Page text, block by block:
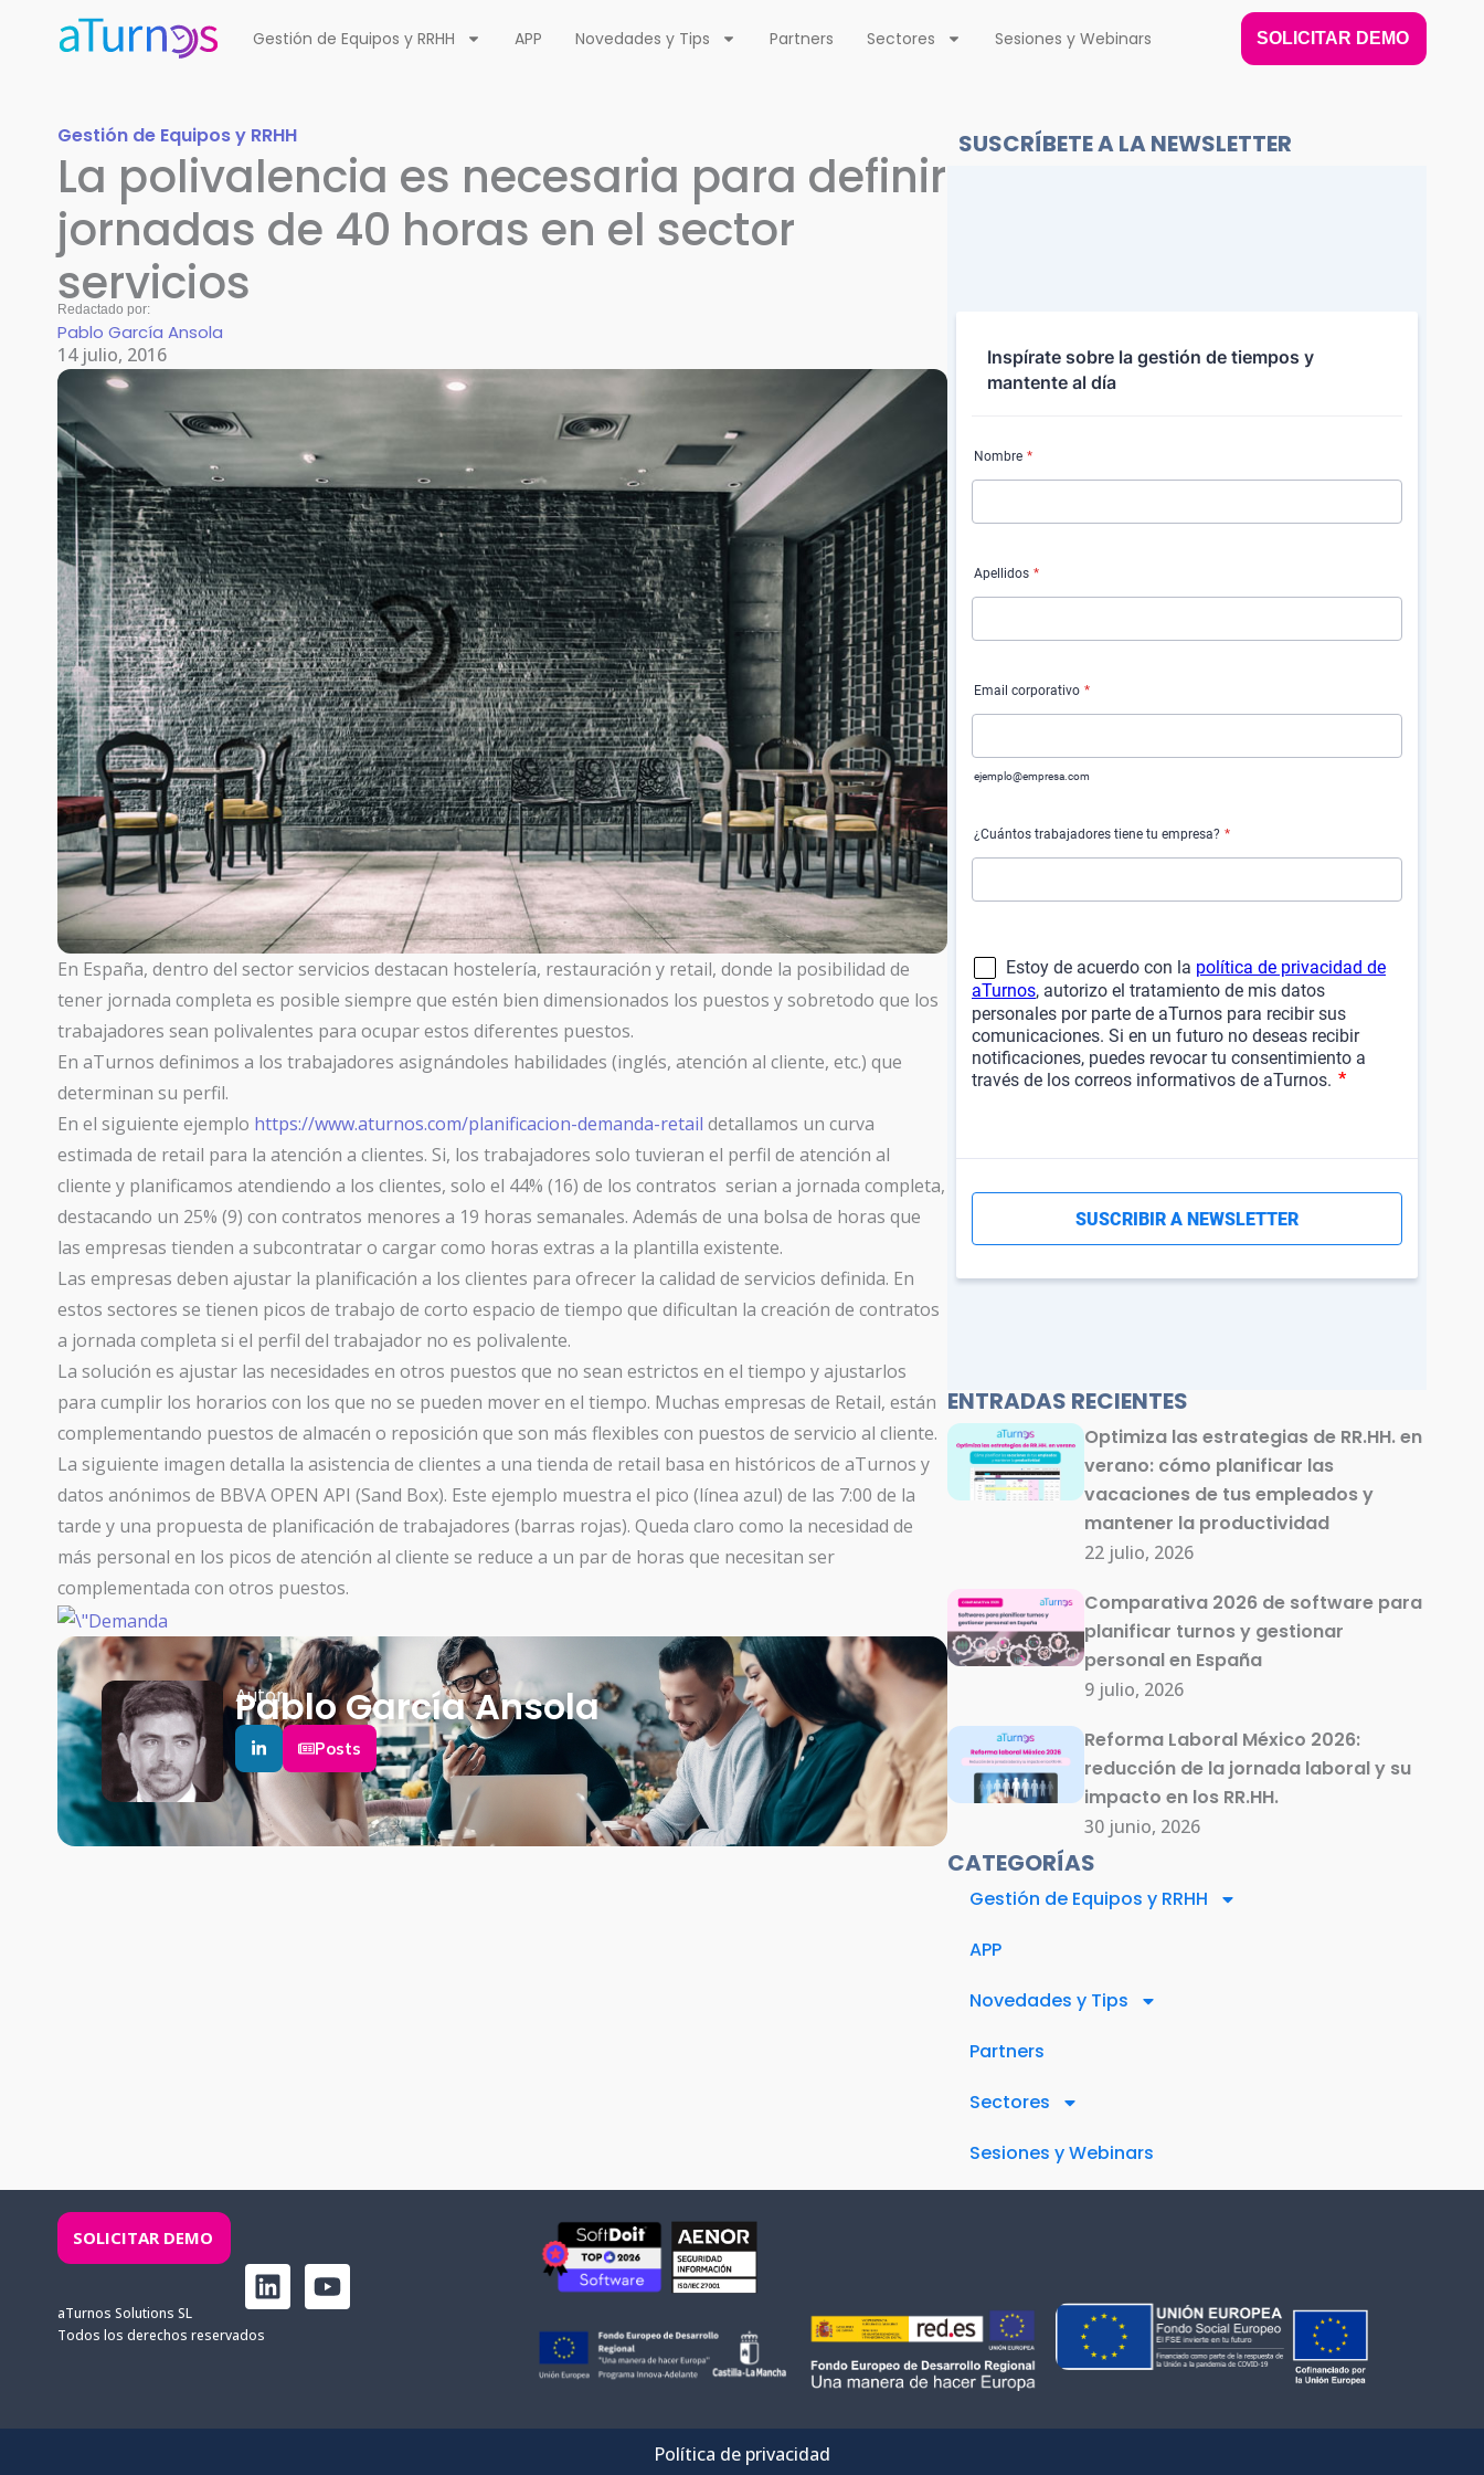
Gestión de Equipos y RRHH APP Novedades y Tips Partners Sectores Sesiones y Webinars SOLICITAR DEMO
Gestión de Equipos y RRHH
La polivalencia es necesaria para definir
jornadas de 40 horas en el sector
servicios
Redactado por:
Pablo García Ansola
14 julio, 2016
En España, dentro del sector servicios destacan hostelería, restauración y retail, donde la posibilidad de
tener jornada completa es posible siempre que estén bien dimensionados los puestos y sobretodo que los
trabajadores sean polivalentes para ocupar estos diferentes puestos.
En aTurnos definimos a los trabajadores asignándoles habilidades (inglés, atención al cliente, etc.) que
determinan su perfil.
En el siguiente ejemplo https://www.aturnos.com/planificacion-demanda-retail detallamos un curva
estimada de retail para la atención a clientes. Si, los trabajadores solo tuvieran el perfil de atención al
cliente y planificamos atendiendo a los clientes, solo el 44% (16) de los contratos serian a jornada completa,
destacando un 25% (9) con contratos menores a 19 horas semanales. Además de una bolsa de horas que
las empresas tienden a subcontratar o cargar como horas extras a la plantilla existente.
Las empresas deben ajustar la planificación a los clientes para ofrecer la calidad de servicios definida. En
estos sectores se tienen picos de trabajo de corto espacio de tiempo que dificultan la creación de contratos
a jornada completa si el perfil del trabajador no es polivalente.
La solución es ajustar las necesidades en otros puestos que no sean estrictos en el tiempo y ajustarlos
para cumplir los horarios con los que no se pueden mover en el tiempo. Muchas empresas de Retail, están
complementando puestos de almacén o reposición que son más flexibles con puestos de servicio al cliente.
La siguiente imagen detalla la asistencia de clientes a una tienda de retail basa en históricos de aTurnos y
datos anónimos de BBVA OPEN API (Sand Box). Este ejemplo muestra el pico (línea azul) de las 7:00 de la
tarde y una propuesta de planificación de trabajadores (barras rojas). Queda claro como la necesidad de
más personal en los picos de atención al cliente se reduce a un par de horas que necesitan ser
complementada con otros puestos.
Autor
Pablo García Ansola
Posts
SUSCRÍBETE A LA NEWSLETTER
ENTRADAS RECIENTES
Optimiza las estrategias de RR.HH. en
verano: cómo planificar las
vacaciones de tus empleados y
mantener la productividad
22 julio, 2026
Comparativa 2026 de software para
planificar turnos y gestionar
personal en España
9 julio, 2026
Reforma Laboral México 2026:
reducción de la jornada laboral y su
impacto en los RR.HH.
30 junio, 2026
CATEGORÍAS
Gestión de Equipos y RRHH
APP
Novedades y Tips
Partners
Sectores
Sesiones y Webinars
SOLICITAR DEMO
L
i
i
Y
o
e
aTurnos Solutions SL
Todos los derechos reservados
Política de privacidad